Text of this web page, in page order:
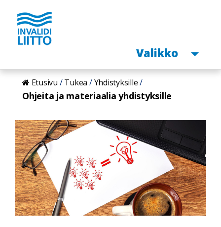
Hyppää
pääsisältöön
Avaa
Valikko
Etusivu Tukea Yhdistyksille
Ohjeita ja materiaalia yhdistyksille